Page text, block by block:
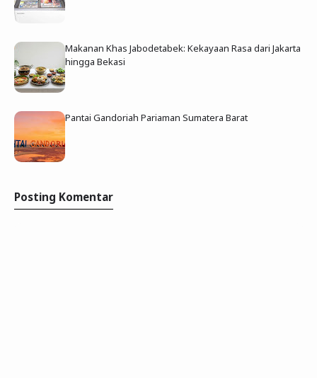
Makanan Khas Jabodetabek: Kekayaan Rasa dari Jakarta
hingga Bekasi
Pantai Gandoriah Pariaman Sumatera Barat
Posting Komentar